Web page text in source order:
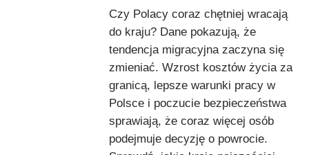
Czy Polacy coraz chętniej wracają
do kraju? Dane pokazują, że
tendencja migracyjna zaczyna się
zmieniać. Wzrost kosztów życia za
granicą, lepsze warunki pracy w
Polsce i poczucie bezpieczeństwa
sprawiają, że coraz więcej osób
podejmuje decyzję o powrocie.